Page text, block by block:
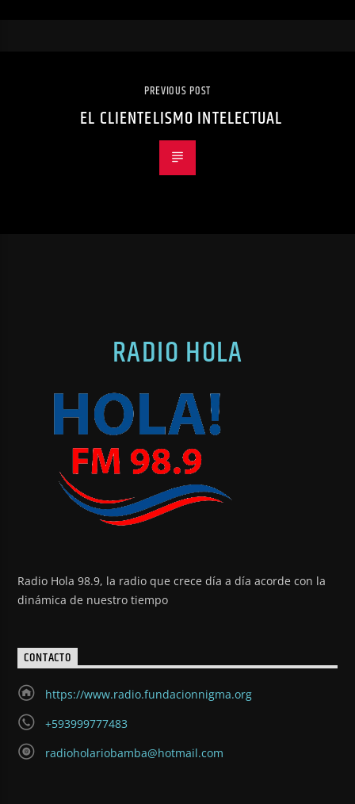
PREVIOUS POST
EL CLIENTELISMO INTELECTUAL
RADIO HOLA
Radio Hola 98.9, la radio que crece día a día acorde con la
dinámica de nuestro tiempo
CONTACTO
https://www.radio.fundacionnigma.org
+593999777483
radioholariobamba@hotmail.com